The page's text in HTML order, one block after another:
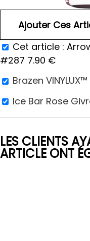
Cet article :
#287 7.90 €
Brazen
Ice Bar Rose
LES CLIENTS
ARTICLE ONT